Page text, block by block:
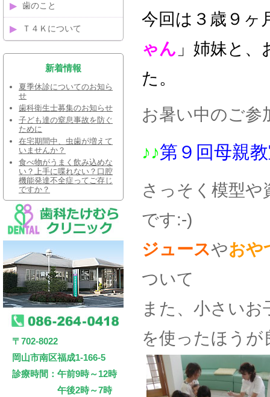
今回は３歳９ヶ
ゃん 」姉妹と
た。
お暑い中のご
♪♪第９回母親
さっそく模型や
です:-)
ジュースやおや
ついて
また、小さい
を使ったほうが
歯のこと
Ｔ４Ｋについて
新着情報
夏季休診についてのお知ら
せ
歯科衛生士募集のお知らせ
子ども達の窒息事故を防ぐ
ために
在宅期間中、虫歯が増えて
いませんか？
食べ物がうまく飲み込めな
い？上手に喋れない？口腔
機能発達不全症ってご存じ
ですか？
〒702-8022
岡山市南区福成1-166-5
診療時間：午前9時～12時
午後2時～7時